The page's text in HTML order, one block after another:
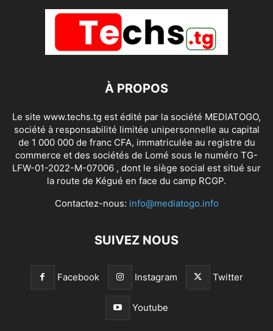
À PROPOS
Le site www.techs.tg est édité par la société MEDIATOGO,
société à responsabilité limitée unipersonnelle au capital
de 1 000 000 de franc CFA, immatriculée au registre du
commerce et des sociétés de Lomé sous le numéro TG-
LFW-01-2022-M-07006 , dont le siège social est situé sur
la route de Kégué en face du camp RCGP.
Contactez-nous: info@mediatogo.info
SUIVEZ NOUS
Facebook Instagram Twitter
Youtube